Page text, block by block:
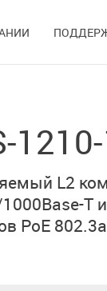
L2
T и
PoE